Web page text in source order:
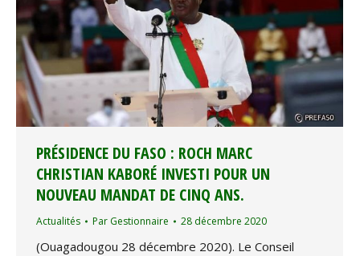
PRÉSIDENCE DU FASO : ROCH MARC
CHRISTIAN KABORÉ INVESTI POUR UN
NOUVEAU MANDAT DE CINQ ANS.
Actualités Par Gestionnaire 28 décembre 2020
(Ouagadougou 28 décembre 2020). Le Conseil